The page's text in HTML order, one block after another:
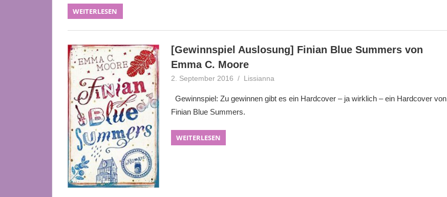
WEITERLESEN
[Gewinnspiel Auslosung] Finian Blue Summers von
Emma C. Moore
2. September 2016 Lissianna
Gewinnspiel: Zu gewinnen gibt es ein Hardcover – ja wirklich – ein Hardcover von
Finian Blue Summers.
WEITERLESEN